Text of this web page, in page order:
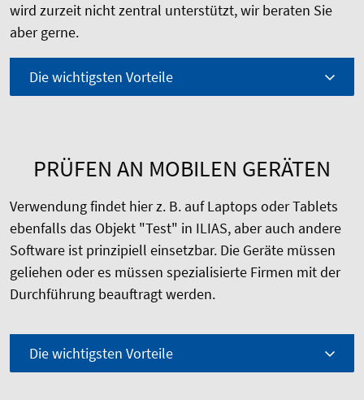
wird zurzeit nicht zentral unterstützt, wir beraten Sie
aber gerne.
Die wichtigsten Vorteile
PRÜFEN AN MOBILEN GERÄTEN
Verwendung findet hier z. B. auf Laptops oder Tablets
ebenfalls das Objekt "Test" in ILIAS, aber auch andere
Software ist prinzipiell einsetzbar. Die Geräte müssen
geliehen oder es müssen spezialisierte Firmen mit der
Durchführung beauftragt werden.
Die wichtigsten Vorteile